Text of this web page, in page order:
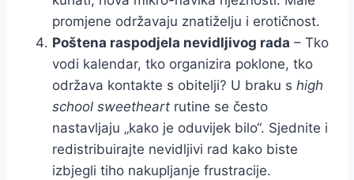
promjene održavaju znatiželju i erotičnost.
Poštena raspodjela nevidljivog rada – Tko
vodi kalendar, tko organizira poklone, tko
održava kontakte s obitelji? U braku s high
school sweetheart rutine se često
nastavljaju „kako je oduvijek bilo“. Sjednite i
redistribuirajte nevidljivi rad kako biste
izbjegli tiho nakupljanje frustracije.